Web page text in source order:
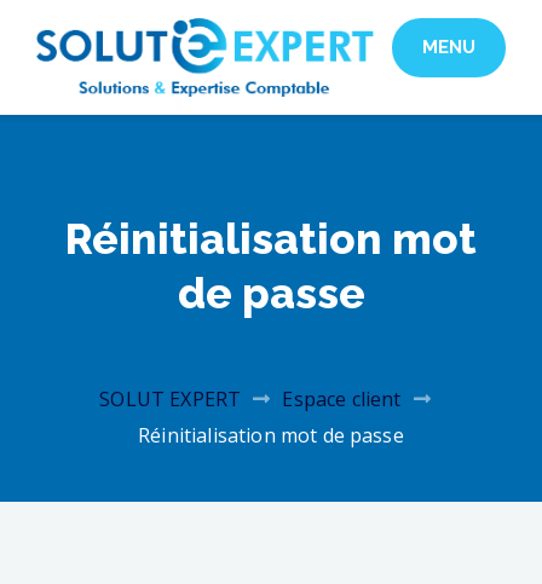
SOLUT
EXPERT
MENU
Réinitialisation mot
de passe
SOLUT EXPERT
Espace client
Réinitialisation mot de passe